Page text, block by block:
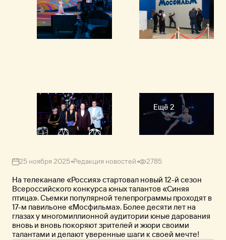
Ещё 2
25 ноября 2025 Редакция новостей 2785
На телеканале «Россия» стартовал новый 12-й сезон
Всероссийского конкурса юных талантов «Синяя
птица». Съемки популярной телепрограммы проходят в
17-м павильоне «Мосфильма». Более десяти лет на
глазах у многомиллионной аудитории юные дарования
вновь и вновь покоряют зрителей и жюри своими
талантами и делают уверенные шаги к своей мечте!